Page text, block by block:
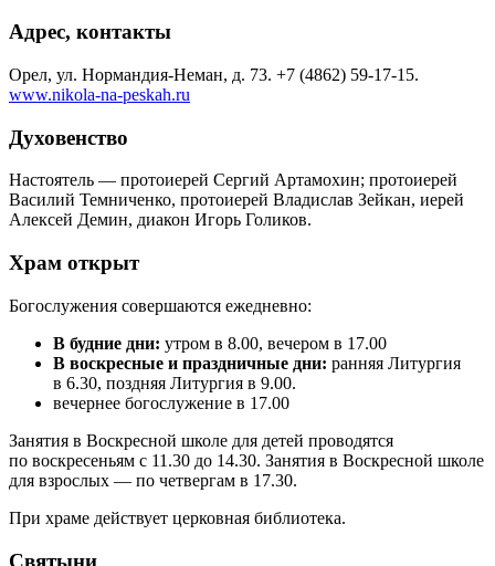
Адрес, контакты
Орел, ул. Нормандия-Неман, д. 73. +7 (4862) 59-17-15.
www.nikola-na-peskah.ru
Духовенство
Настоятель — протоиерей Сергий Артамохин; протоиерей
Василий Темниченко, протоиерей Владислав Зейкан, иерей
Алексей Демин, диакон Игорь Голиков.
Храм открыт
Богослужения совершаются ежедневно:
В будние дни: утром в 8.00, вечером в 17.00
В воскресные и праздничные дни: ранняя Литургия
в 6.30, поздняя Литургия в 9.00.
вечернее богослужение в 17.00
Занятия в Воскресной школе для детей проводятся
по воскресеньям с 11.30 до 14.30. Занятия в Воскресной школе
для взрослых — по четвергам в 17.30.
При храме действует церковная библиотека.
Святыни